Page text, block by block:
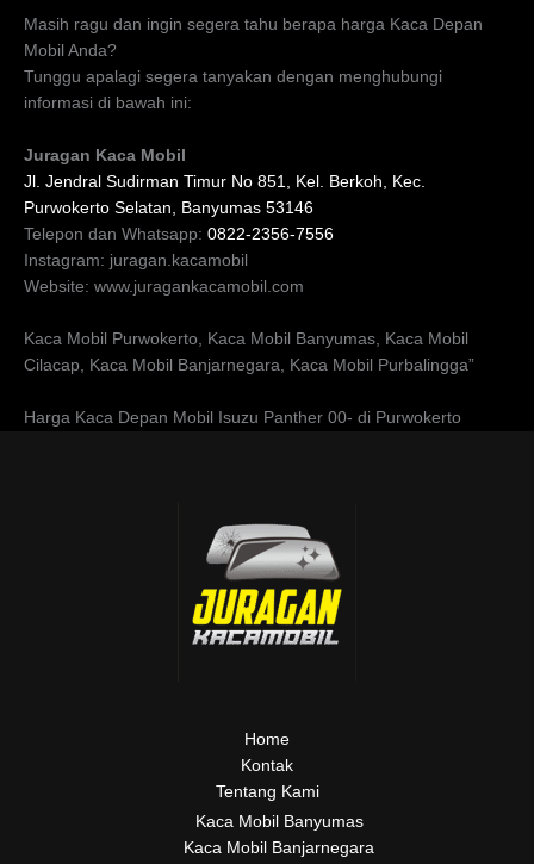
Masih ragu dan ingin segera tahu berapa harga Kaca Depan
Mobil Anda?
Tunggu apalagi segera tanyakan dengan menghubungi
informasi di bawah ini:
Juragan Kaca Mobil
Jl. Jendral Sudirman Timur No 851, Kel. Berkoh, Kec.
Purwokerto Selatan, Banyumas 53146
Telepon dan Whatsapp: 0822-2356-7556
Instagram: juragan.kacamobil
Website: www.juragankacamobil.com
Kaca Mobil Purwokerto, Kaca Mobil Banyumas, Kaca Mobil
Cilacap, Kaca Mobil Banjarnegara, Kaca Mobil Purbalingga”
Harga Kaca Depan Mobil Isuzu Panther 00- di Purwokerto
Home
Kontak
Tentang Kami
Kaca Mobil Banyumas
Kaca Mobil Banjarnegara